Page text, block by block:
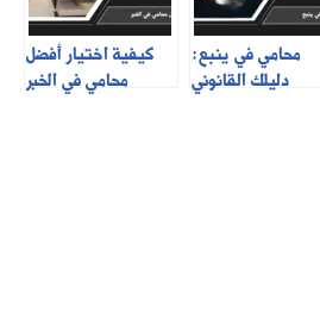
محامي في ينبع:
دليلك القانوني
كيفية اختيار أفضل
محامي في الخبر